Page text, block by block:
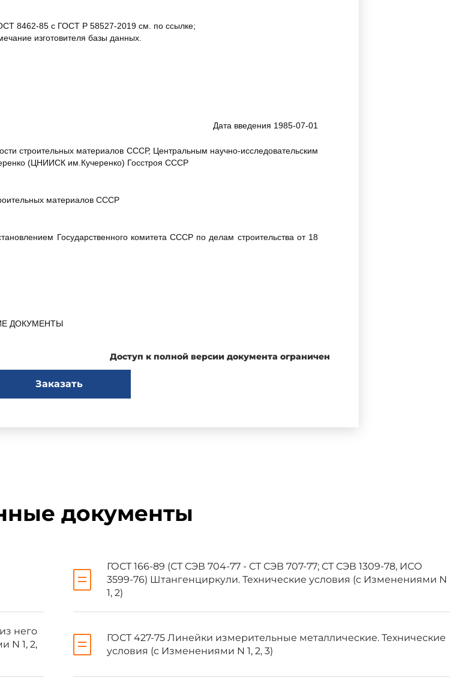
8462-85 с ГОСТ Р 58527-2019 см. по ссылке;
изготовителя базы данных.
Дата введения 1985-07-01
строительных материалов СССР, Центральным научно-исследовательским
(ЦНИИСК им.Кучеренко) Госстроя СССР
материалов СССР
Государственного комитета СССР по делам строительства от 18
ДОКУМЕНТЫ
Номер пункта
Доступ к полной версии документа ограничен
Заказать
документы
ГОСТ 166-89 (СТ СЭВ 704-77 - СТ СЭВ 707-77; СТ СЭВ 1309-78, ИСО
3599-76) Штангенциркули. Технические условия (с Изменениями N
1, 2)
него
N 1, 2,
ГОСТ 427-75 Линейки измерительные металлические. Технические
условия (с Изменениями N 1, 2, 3)